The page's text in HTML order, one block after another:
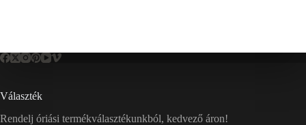
Választék
Rendelj óriási termékválasztékunkból, kedvező áron!